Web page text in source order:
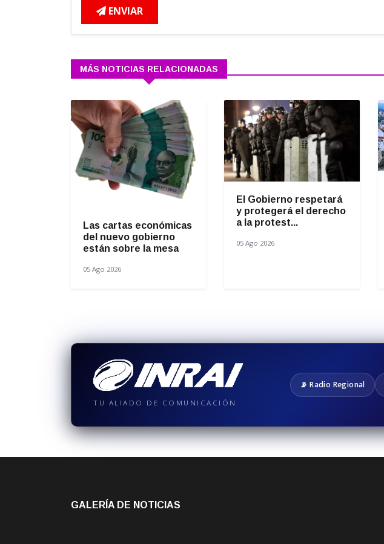
ENVIAR
MÁS NOTICIAS RELACIONADAS
Las cartas económicas
del nuevo gobierno
están sobre la mesa
05 Ago 2026
El Gobierno respetará
y protegerá el derecho
a la protest...
05 Ago 2026
TU ALIADO DE COMUNICACIÓN
📡 Radio Regional
GALERÍA DE NOTICIAS